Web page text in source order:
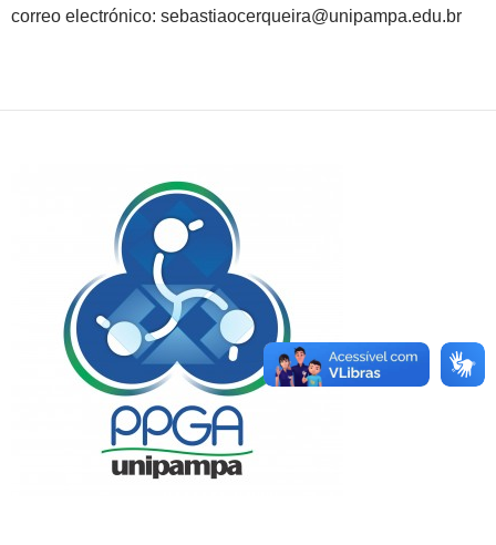
correo electrónico: sebastiaocerqueira@unipampa.edu.br